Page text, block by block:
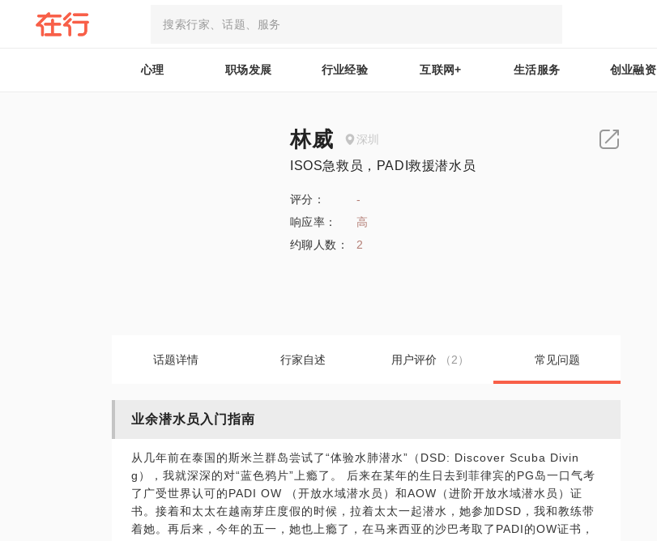
心理 职场发展 行业经验 互联网+ 生活服务 创业融资
林威 深圳
ISOS急救员，PADI救援潜水员
评分：
-
响应率：
高
约聊人数：
2
话题详情 行家自述 用户评价 （2） 常见问题
业余潜水员入门指南
从几年前在泰国的斯米兰群岛尝试了“体验水肺潜水”（DSD: Discover Scuba Divin
g），我就深深的对“蓝色鸦片”上瘾了。 后来在某年的生日去到菲律宾的PG岛一口气考
了广受世界认可的PADI OW （开放水域潜水员）和AOW（进阶开放水域潜水员）证
书。接着和太太在越南芽庄度假的时候，拉着太太一起潜水，她参加DSD，我和教练带
着她。再后来，今年的五一，她也上瘾了，在马来西亚的沙巴考取了PADI的OW证书，